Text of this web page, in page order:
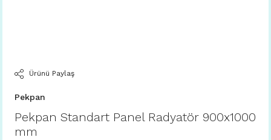
Ürünü Paylaş
Pekpan
Pekpan Standart Panel Radyatör 900x1000
mm